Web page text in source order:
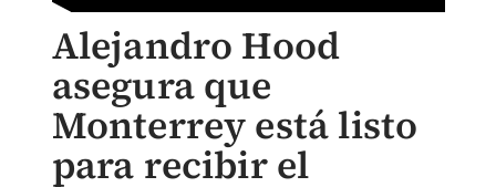
Alejandro Hood
asegura que
Monterrey está listo
para recibir el